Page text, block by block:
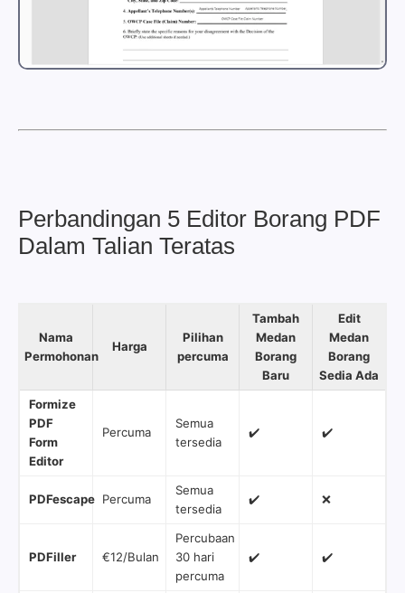
Perbandingan 5 Editor Borang PDF
Dalam Talian Teratas
Nama
Permohonan
Harga
Pilihan
percuma
Tambah
Medan
Borang
Baru
Edit
Medan
Borang
Sedia Ada
Formize
PDF
Form
Editor
Percuma
Semua
tersedia
✔️ ✔️
PDFescape Percuma
Semua
tersedia
✔️ ❌
PDFiller €12/Bulan
Percubaan
30 hari
percuma
✔️ ✔️